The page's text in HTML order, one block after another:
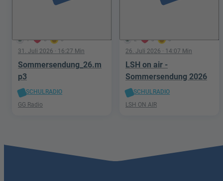
1 0 0
31. Juli 2026 · 16:27 Min
Sommersendung_26.m
p3
SCHULRADIO
GG Radio
2 3 0
26. Juli 2026 · 14:07 Min
LSH on air -
Sommersendung 2026
SCHULRADIO
LSH ON AIR